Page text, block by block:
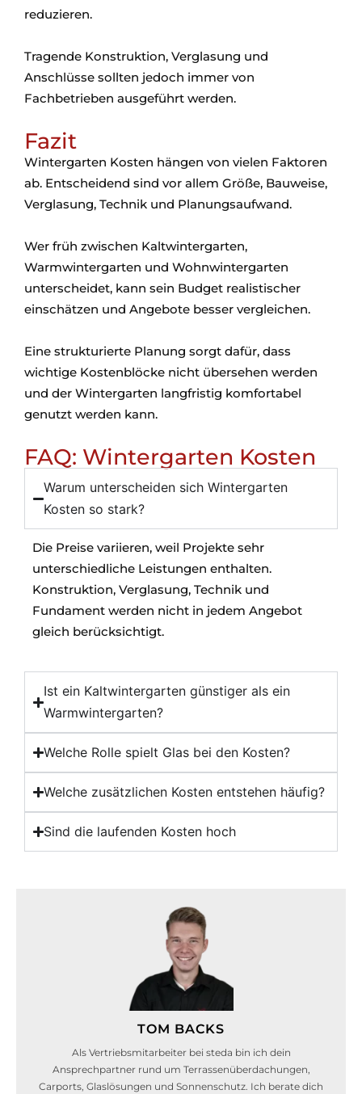
reduzieren.
Tragende Konstruktion, Verglasung und
Anschlüsse sollten jedoch immer von
Fachbetrieben ausgeführt werden.
Fazit
Wintergarten Kosten hängen von vielen Faktoren
ab. Entscheidend sind vor allem Größe, Bauweise,
Verglasung, Technik und Planungsaufwand.
Wer früh zwischen Kaltwintergarten,
Warmwintergarten und Wohnwintergarten
unterscheidet, kann sein Budget realistischer
einschätzen und Angebote besser vergleichen.
Eine strukturierte Planung sorgt dafür, dass
wichtige Kostenblöcke nicht übersehen werden
und der Wintergarten langfristig komfortabel
genutzt werden kann.
FAQ: Wintergarten Kosten
Warum unterscheiden sich Wintergarten
Kosten so stark?
Die Preise variieren, weil Projekte sehr
unterschiedliche Leistungen enthalten.
Konstruktion, Verglasung, Technik und
Fundament werden nicht in jedem Angebot
gleich berücksichtigt.
Ist ein Kaltwintergarten günstiger als ein
Warmwintergarten?
Welche Rolle spielt Glas bei den Kosten?
Welche zusätzlichen Kosten entstehen häufig?
Sind die laufenden Kosten hoch
TOM BACKS
Als Vertriebsmitarbeiter bei steda bin ich dein
Ansprechpartner rund um Terrassenüberdachungen,
Carports, Glaslösungen und Sonnenschutz. Ich berate dich